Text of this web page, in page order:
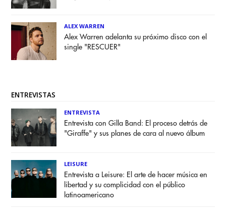
ALEX WARREN
Alex Warren adelanta su próximo disco con el
single "RESCUER"
ENTREVISTAS
ENTREVISTA
Entrevista con Gilla Band: El proceso detrás de
"Giraffe" y sus planes de cara al nuevo álbum
LEISURE
Entrevista a Leisure: El arte de hacer música en
libertad y su complicidad con el público
latinoamericano